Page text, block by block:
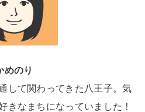
めのり
して関わってきた八王子。気
きなまちになっていました！